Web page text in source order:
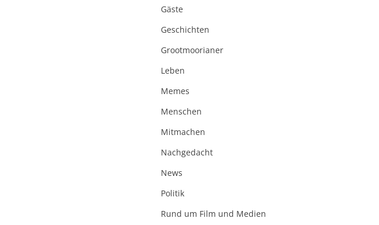
Gäste
Geschichten
Grootmoorianer
Leben
Memes
Menschen
Mitmachen
Nachgedacht
News
Politik
Rund um Film und Medien